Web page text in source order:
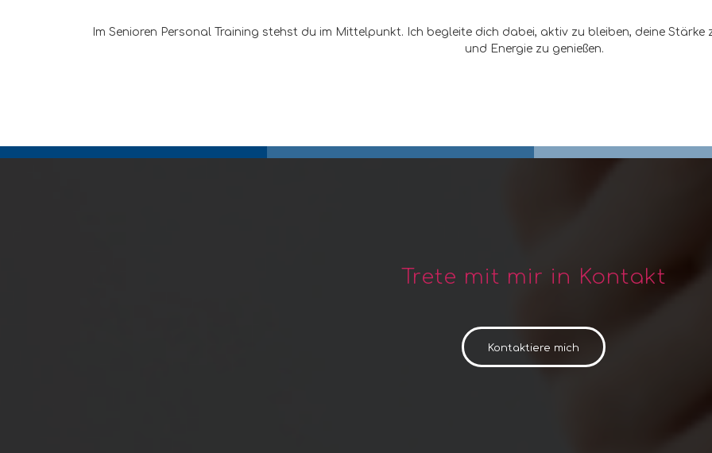
Im Senioren Personal Training stehst du im Mittelpunkt. Ich begleite dich dabei, aktiv zu bleiben, deine
und Energie zu genießen.
Trete mit mir in Kontakt
Kontaktiere mich